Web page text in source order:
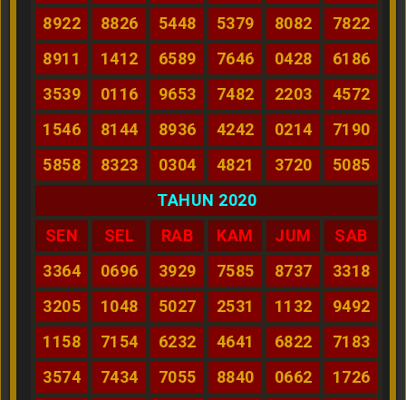
8922
8826 5448 5379 8082
7822
8911
1412 6589 7646 0428
6186
3539
0116 9653 7482 2203
4572
1546
8144 8936 4242 0214
7190
5858
8323 0304 4821 3720
5085
TAHUN 2020
SEN
SEL RAB KAM JUM
SAB
3364
0696 3929 7585 8737
3318
3205
1048 5027 2531 1132
9492
1158
7154 6232 4641 6822
7183
3574
7434 7055 8840 0662
1726